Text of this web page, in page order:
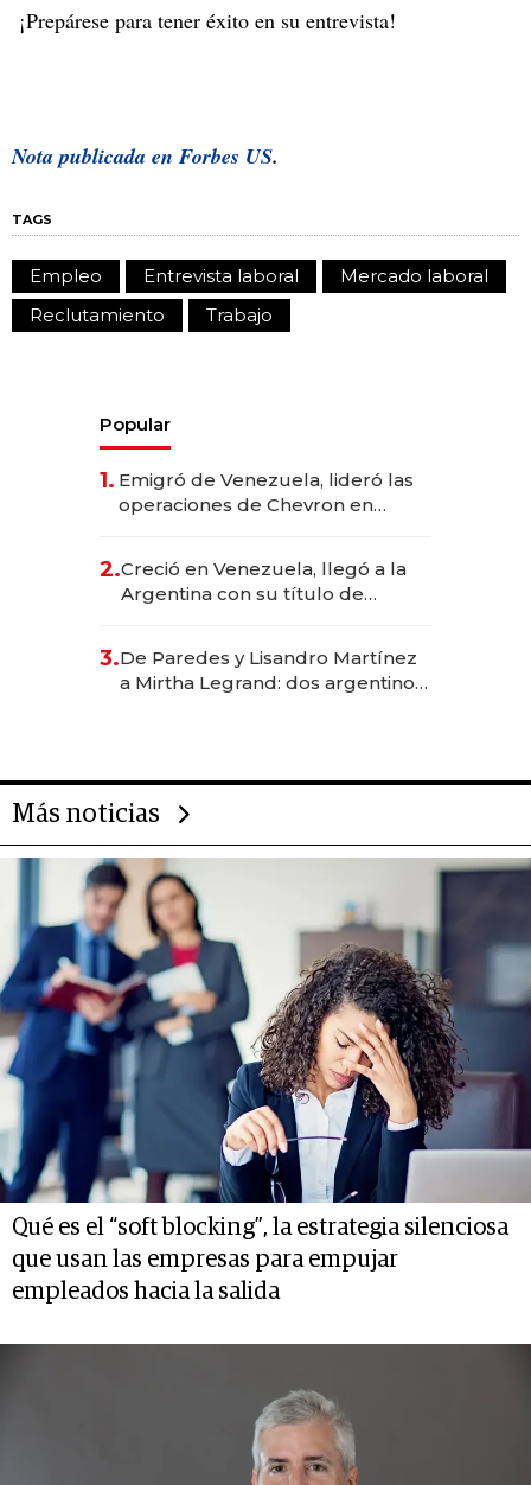
¡Prepárese para tener éxito en su entrevista!
Nota publicada en Forbes US.
TAGS
Empleo Entrevista laboral
Mercado laboral
Reclutamiento
Trabajo
Popular
1. Emigró de Venezuela, lideró las
operaciones de Chevron en
2.Creció en Venezuela, llegó a la
Argentina con su título de
las marcas "fast premium"
3.De Paredes y Lisandro Martínez
a Mirtha Legrand: dos argentinos
Más noticias
Qué es el “soft blocking”, la estrategia silenciosa
que usan las empresas para empujar
empleados hacia la salida